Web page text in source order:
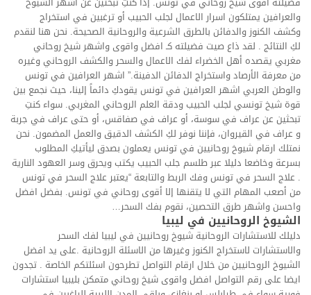
والعرافين يمتلكون اسرار الاعمال لجلب الحبيب أو ترغبين في استخراج
وكشف الكنوز والدفائن بالطرق الشرعية والروحانية الصحيحة. نحن هنا لنقدم
لكِ النتائج . لقد ذاع صيت فضيلته كـ افضل واقوى واشهر شيخ روحاني
مغربي يقصده أهل الخضراء لفك الاعمال والسحر والكشف الروحاني وغيره
من معرفة الأرصاد واستخراج الدفائن الدفينة.” اشهر العرافين في تونس
والوطن العربي اشهر العرافين في تونس يقودكِ دائماً إلينا، حيث نجمع بين
قوة شيخ تونسي لجلب الحبيب ودقة العلم الروحاني المغربي. سواء كنتِ
تبحثين عن عراف في سوسة، أو عراف في صفاقس، أو حتى عراف في جربة
و عراف في القيروان، فإننا نوفر لكِ الكشف الدقيق والعمل المضمون. نحن
نمتلك ارقام شيوخ روحانيين في تونس يعملون بصدق ليأتيكِ المطلوب
بسرعة وخاضعا دليلا عبر طلسم جلب الحبيب يكتب ويحرق وسر العهود النارية
. علاج السحر في تونس وفك الربط والتابعة “يعتبر علاج السحر في تونس
من أصعب المهام التي لا يتقنها إلا أقوى روحاني في تونس. بفضل افضل
واحسن واشهر طرق التحصين، نقوم بفك السحر…
الشيوخ الروحانيين في ليبيا
دليلك للاستشارات الروحانية شيوخ روحانيين في ليبيا لفك السحر
والاستشارات لاستخراج الكنوز وغيرها من الاسئلة الروحانية .على يد افضل
الشيوخ الروحانيين من خلال ارقام التواصل تطرحون اسئلتكم الخاصة . تجدون
ايضا على رقم التواصل افضل واقوى شيخ روحاني متمكن بليبيا استشارات